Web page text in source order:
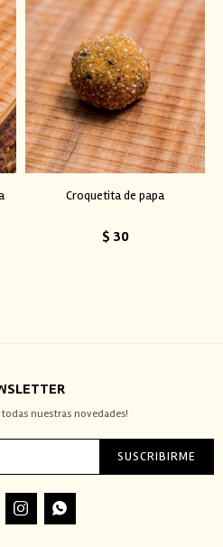
Croquetita de papa
$ 30
nuestras novedades!
SUSCRIBIRME
 